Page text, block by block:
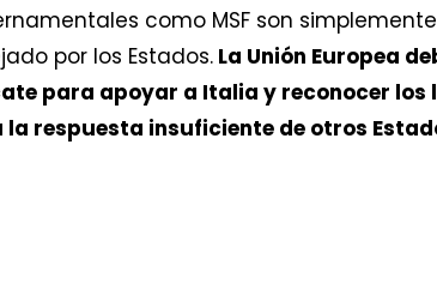
como MSF son simplemente
por los Estados. La Unión Europea
para apoyar a Italia y reconocer los
respuesta insuficiente de otros